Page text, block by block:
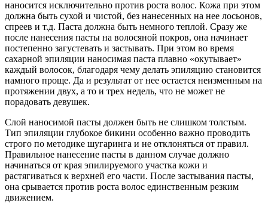
наносится исключительно против роста волос. Кожа при этом
должна быть сухой и чистой, без нанесенных на нее лосьонов,
спреев и т.д. Паста должна быть немного теплой. Сразу же
после нанесения пасты на волосяной покров, она начинает
постепенно загустевать и застывать. При этом во время
сахарной эпиляции наносимая паста плавно «окутывает»
каждый волосок, благодаря чему делать эпиляцию становится
намного проще. Да и результат от нее остается неизменным на
протяжении двух, а то и трех недель, что не может не
порадовать девушек.
Слой наносимой пасты должен быть не слишком толстым.
Тип эпиляции глубокое бикини особенно важно проводить
строго по методике шугаринга и не отклоняться от правил.
Правильное нанесение пасты в данном случае должно
начинаться от края эпилируемого участка кожи и
растягиваться к верхней его части. После застывания пасты,
она срывается против роста волос единственным резким
движением.